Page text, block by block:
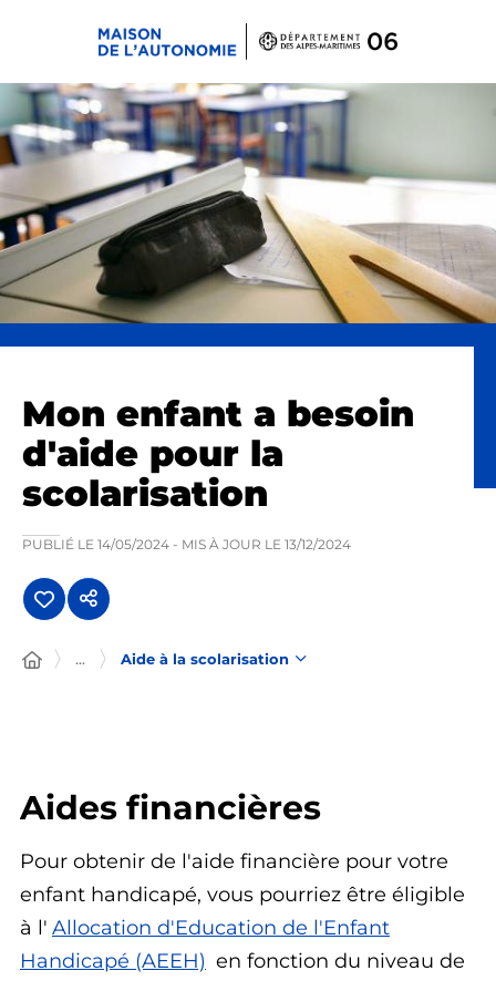
Mon enfant a besoin
d'aide pour la
scolarisation
PUBLIÉ LE 14/05/2024 - MIS À JOUR LE 13/12/2024
... Aide à la scolarisation
Aides financières
Pour obtenir de l'aide financière pour votre
enfant handicapé, vous pourriez être éligible
à l' Allocation d'Education de l'Enfant
Handicapé (AEEH) en fonction du niveau de